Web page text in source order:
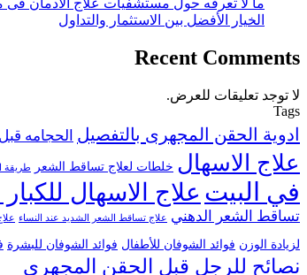
الخيار الأفضل بين الاستثمار والتداول
Recent Comments
لا توجد تعليقات للعرض.
Tags
ادوية الحقن المجهرى بالتفصيل الحجامه
علاج الاسهال خلطات لعلاج تساقط الشعر طريقة
في البيت علاج الاسهال
تساقط الشعر الدهني علاج تساقط الشعر الشديد عند النساء
لزيادة الوزن فوائد الشوفان للأطفال فوائد الشوفان للبشرة
نصائح للرجل قبل الحقن المجهري